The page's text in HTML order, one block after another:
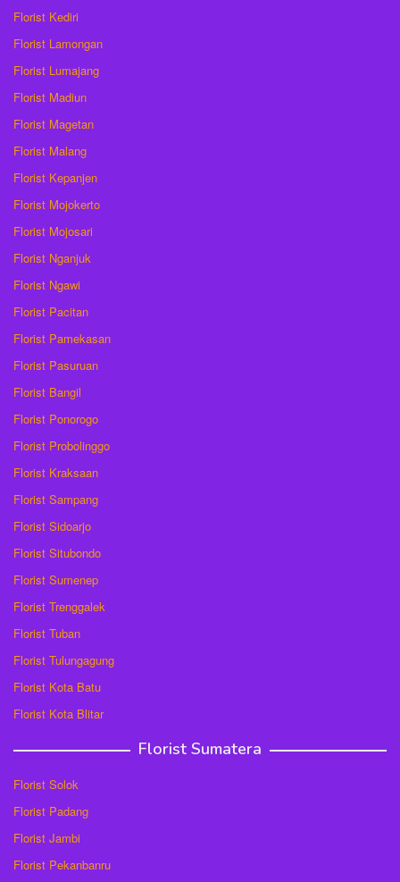
Florist Kediri
Florist Lamongan
Florist Lumajang
Florist Madiun
Florist Magetan
Florist Malang
Florist Kepanjen
Florist Mojokerto
Florist Mojosari
Florist Nganjuk
Florist Ngawi
Florist Pacitan
Florist Pamekasan
Florist Pasuruan
Florist Bangil
Florist Ponorogo
Florist Probolinggo
Florist Kraksaan
Florist Sampang
Florist Sidoarjo
Florist Situbondo
Florist Sumenep
Florist Trenggalek
Florist Tuban
Florist Tulungagung
Florist Kota Batu
Florist Kota Blitar
Florist Sumatera
Florist Solok
Florist Padang
Florist Jambi
Florist Pekanbanru